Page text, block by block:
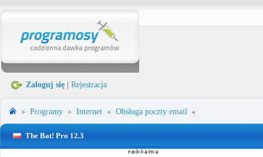
Zaloguj się Rejestracja
Programy Internet Obsługa poczty email
The Bat! Pro 12.3